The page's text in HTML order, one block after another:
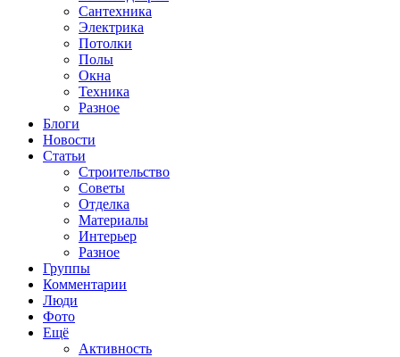
Сантехника
Электрика
Потолки
Полы
Окна
Техника
Разное
Блоги
Новости
Статьи
Строительство
Советы
Отделка
Материалы
Интерьер
Разное
Группы
Комментарии
Люди
Фото
Ещё
Активность